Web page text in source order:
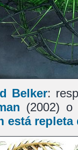
Belker:
(2002) o
está